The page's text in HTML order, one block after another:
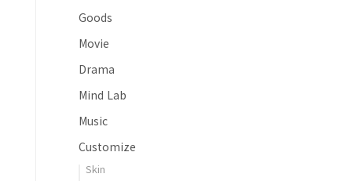
Goods
Movie
Drama
Mind Lab
Music
Customize
Skin